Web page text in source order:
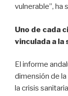
vulnerable”, ha
Uno de cada
vinculada a la
El informe
dimensión de
la crisis